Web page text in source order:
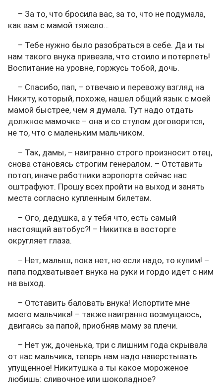
– За то, что бросила вас, за то, что не подумала,
как вам с мамой тяжело…
– Тебе нужно было разобраться в себе. Да и ты
нам такого внука привезла, что стоило и потерпеть!
Воспитание на уровне, горжусь тобой, дочь.
– Спасибо, пап, – отвечаю и перевожу взгляд на
Никиту, который, похоже, нашел общий язык с моей
мамой быстрее, чем я думала. Тут надо отдать
должное мамочке – она и со стулом договорится,
не то, что с маленьким мальчиком.
– Так, дамы, – наигранно строго произносит отец,
снова становясь строгим генералом. – Отставить
потоп, иначе работники аэропорта сейчас нас
оштрафуют. Прошу всех пройти на выход и занять
места согласно купленным билетам.
– Ого, дедушка, а у тебя что, есть самый
настоящий автобус?! – Никитка в восторге
округляет глаза.
– Нет, малыш, пока нет, но если надо, то купим! –
папа подхватывает внука на руки и гордо идет с ним
на выход.
– Отставить баловать внука! Испортите мне
моего мальчика! – также наигранно возмущаюсь,
двигаясь за папой, приобняв маму за плечи.
– Нет уж, доченька, три с лишним года скрывала
от нас мальчика, теперь нам надо наверстывать
упущенное! Никитушка а ты какое мороженое
любишь: сливочное или шоколадное?